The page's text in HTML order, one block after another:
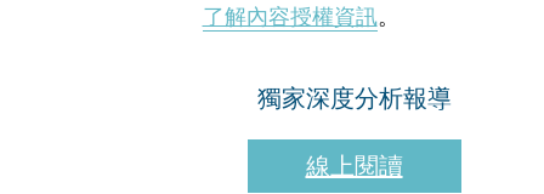
了解內容授權資訊。
獨家深度分析報導
線上閱讀